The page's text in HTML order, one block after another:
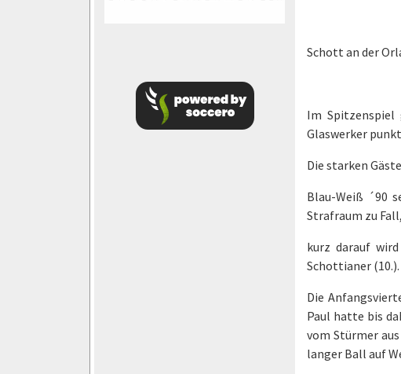
Schott an der
Im Spitzenspiel
Glaswerker
Die starken
Blau-Weiß ´90
Strafraum zu
kurz darauf
Schottianer
Die
Paul hatte bis
vom Stürmer
langer Ball auf